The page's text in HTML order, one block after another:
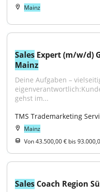
Mainz
Sales
Mainz
Deine Aufgaben –
gehst im...
TMS Trademarketing
Mainz
Von 43.500,00 € bis
Sales Coach Region